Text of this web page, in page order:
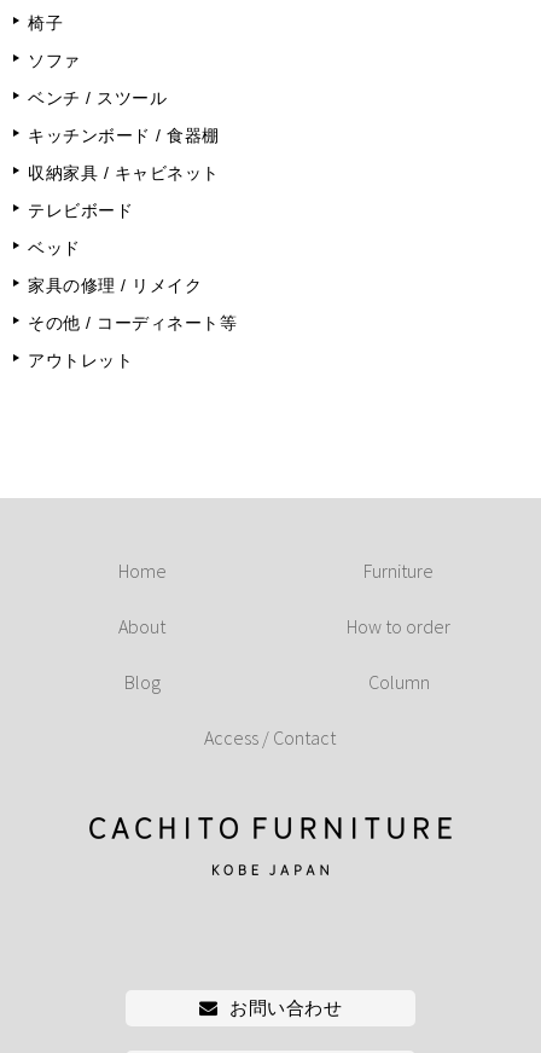
椅子
ソファ
ベンチ / スツール
キッチンボード / 食器棚
収納家具 / キャビネット
テレビボード
ベッド
家具の修理 / リメイク
その他 / コーディネート等
アウトレット
Home Furniture
About How to order
Blog Column
Access / Contact
お問い合わせ